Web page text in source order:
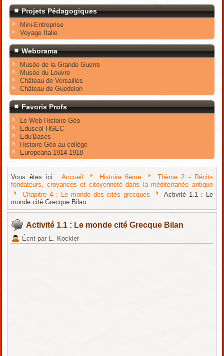
Projets Pédagogiques
Mini-Entreprise
Voyage Italie
Weborama
Musée de la Grande Guerre
Musée du Louvre
Château de Versailles
Château de Guedelon
Favoris Profs
Le Web Histoire-Géo
Eduscol HGEC
Edu'Bases
Histoire-Géo au collège
Europeana 1914-1918
Vous êtes ici :Accueil Histoire 6ème
Thème 2 - Récits
fondateurs, croyances et citoyenneté dans la méditerranée antique
Chapitre 4 : Le monde des cités grecques
Activité 1.1 : Le
monde cité Grecque Bilan
Activité 1.1 : Le monde cité Grecque Bilan
Écrit par E. Kockler